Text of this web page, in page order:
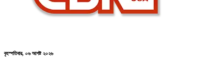
বৃহস্পতিবার, ০৬ আগষ্ট ২০২৬